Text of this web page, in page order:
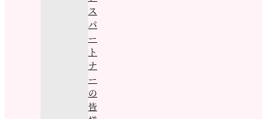
ス
パ
ー
ト
ナ
ー
の
皆